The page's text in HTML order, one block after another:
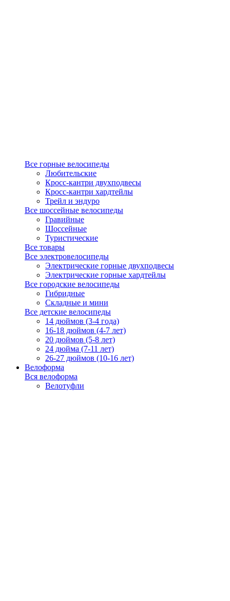
Все горные велосипеды
Любительские
Кросс-кантри двухподвесы
Кросс-кантри хардтейлы
Трейл и эндуро
Все шоссейные велосипеды
Гравийные
Шоссейные
Туристические
Все товары
Все электровелосипеды
Электрические горные двухподвесы
Электрические горные хардтейлы
Все городские велосипеды
Гибридные
Складные и мини
Все детские велосипеды
14 дюймов (3-4 года)
16-18 дюймов (4-7 лет)
20 дюймов (5-8 лет)
24 дюйма (7-11 лет)
26-27 дюймов (10-16 лет)
Велоформа
Вся велоформа
Велотуфли